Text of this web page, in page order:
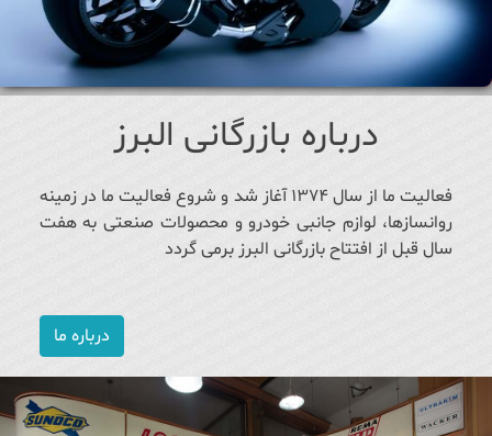
درباره بازرگانی البرز
فعالیت ما از سال ۱۳۷۴ آغاز شد و شروع فعالیت ما در زمینه
روانسازها، لوازم جانبی خودرو و محصولات صنعتی به هفت
سال قبل از افتتاح بازرگانی البرز برمی گردد
درباره ما